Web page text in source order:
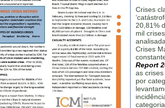
Crises
20,81%
mil
Crises
Report
as
por